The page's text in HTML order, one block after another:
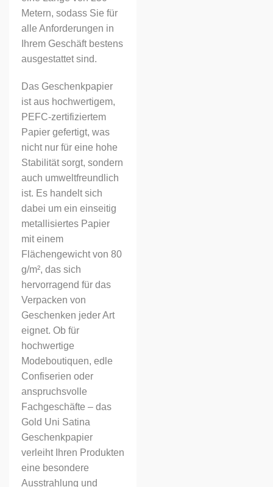
Metern, sodass Sie für
alle Anforderungen in
Ihrem Geschäft bestens
ausgestattet sind.
Das Geschenkpapier
ist aus hochwertigem,
PEFC-zertifiziertem
Papier gefertigt, was
nicht nur für eine hohe
Stabilität sorgt, sondern
auch umweltfreundlich
ist. Es handelt sich
dabei um ein einseitig
metallisiertes Papier
mit einem
Flächengewicht von 80
g/m², das sich
hervorragend für das
Verpacken von
Geschenken jeder Art
eignet. Ob für
hochwertige
Modeboutiquen, edle
Confiserien oder
anspruchsvolle
Fachgeschäfte – das
Gold Uni Satina
Geschenkpapier
verleiht Ihren Produkten
eine besondere
Ausstrahlung und